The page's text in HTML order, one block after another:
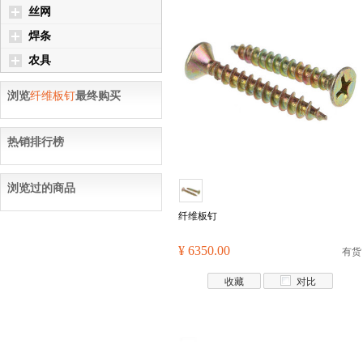
纤维板钉
¥ 6350.00 有货
收藏 对比
丝网
焊条
农具
浏览纤维板钉最终购买
热销排行榜
浏览过的商品